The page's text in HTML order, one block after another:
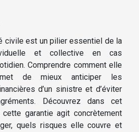
civile est un pilier essentiel de la
et collective en cas
Comprendre comment elle
de mieux anticiper les
d’un sinistre et d’éviter
Découvrez dans cet
garantie agit concrètement
quels risques elle couvre et